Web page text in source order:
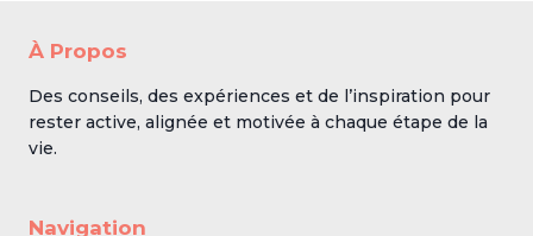
À Propos
Des conseils, des expériences et de l’inspiration pour
rester active, alignée et motivée à chaque étape de la
vie.
Navigation